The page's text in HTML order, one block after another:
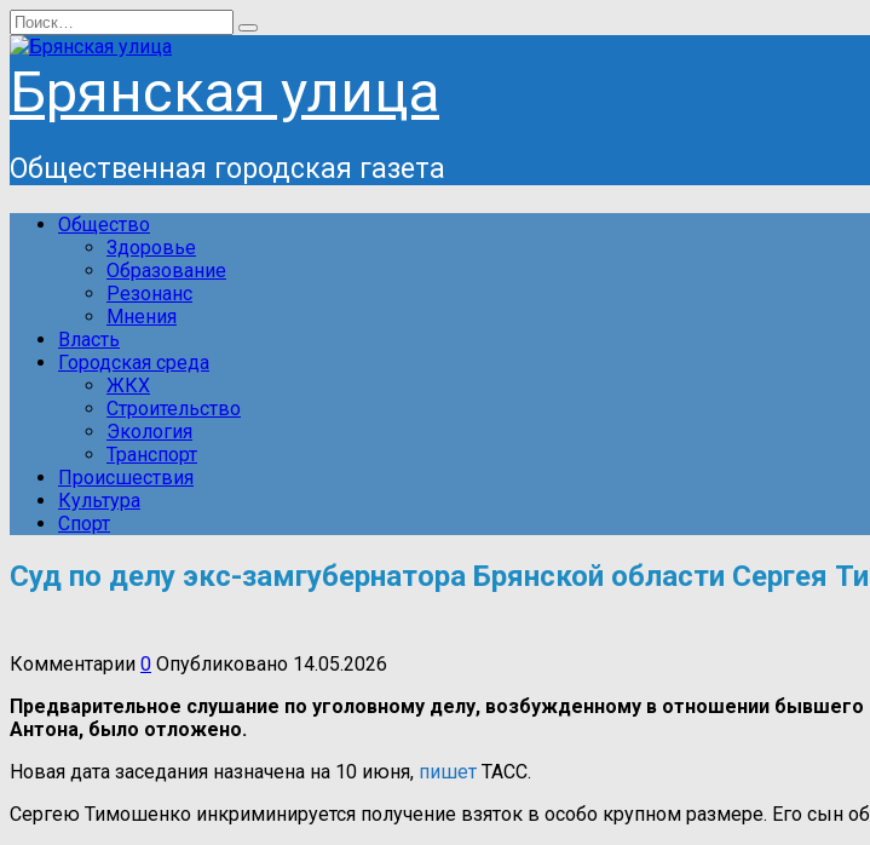
Перейти
к
содержанию
Search
for:
Брянская улица
Общественная городская газета
Общество
Здоровье
Образование
Резонанс
Мнения
Власть
Городская среда
ЖКХ
Строительство
Экология
Транспорт
Происшествия
Культура
Спорт
Суд по делу экс-замгубернатора Брянской области Сергея
Комментарии 0 Опубликовано 14.05.2026
Предварительное слушание по уголовному делу, возбужденному в отношении
Антона, было отложено.
Новая дата заседания назначена на 10 июня, пишет ТАСС.
Сергею Тимошенко инкриминируется получение взяток в особо крупном размере. Его сын